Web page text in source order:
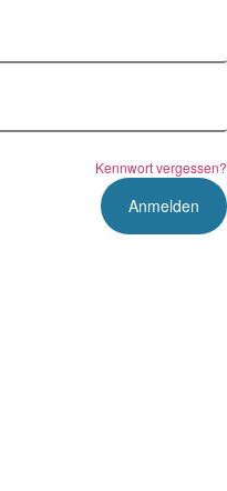
Kennwort vergessen?